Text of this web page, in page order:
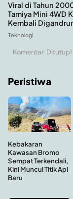
Viral di Tahun
Tamiya Mini 4WD
Kembali
Teknologi
Komentar
Peristiwa
Kebakaran
Kawasan Bromo
Sempat Terkendali,
Kini Muncul Titik Api
Baru